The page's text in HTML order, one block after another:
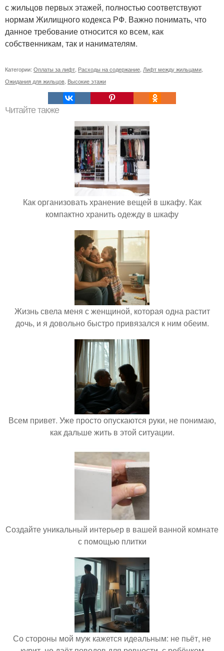
с жильцов первых этажей, полностью соответствуют
нормам Жилищного кодекса РФ. Важно понимать, что
данное требование относится ко всем, как
собственникам, так и нанимателям.
Категории: Оплаты за лифт Расходы на содержание Лифт между жильцами
Ожидания для жильцов Высокие этажи
Читайте также
Как организовать хранение вещей в шкафу. Как
компактно хранить одежду в шкафу
Жизнь свела меня с женщиной, которая одна растит
дочь, и я довольно быстро привязался к ним обеим.
Всем привет. Уже просто опускаются руки, не понимаю,
как дальше жить в этой ситуации.
Создайте уникальный интерьер в вашей ванной комнате
с помощью плитки
Со стороны мой муж кажется идеальным: не пьёт, не